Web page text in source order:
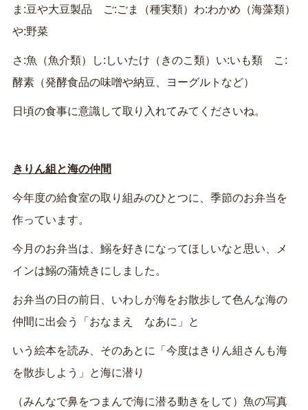
ま:豆や大豆製品 ご:ごま（種実類）わ:わかめ（海藻類）
や:野菜
さ:魚（魚介類）し:しいたけ（きのこ類）い:いも類 こ:
酵素（発酵食品の味噌や納豆、ヨーグルトなど）
日頃の食事に意識して取り入れてみてくださいね。
きりん組と海の仲間
今年度の給食室の取り組みのひとつに、季節のお弁当を
作っています。
今月のお弁当は、鰯を好きになってほしいなと思い、メ
インは鰯の蒲焼きにしました。
お弁当の日の前日、いわしが海をお散歩して色んな海の
仲間に出会う「おなまえ なあに」と
いう絵本を読み、そのあとに「今度はきりん組さんも海
を散歩しよう」と海に潜り
（みんなで鼻をつまんで海に潜る動きをして）魚の写真